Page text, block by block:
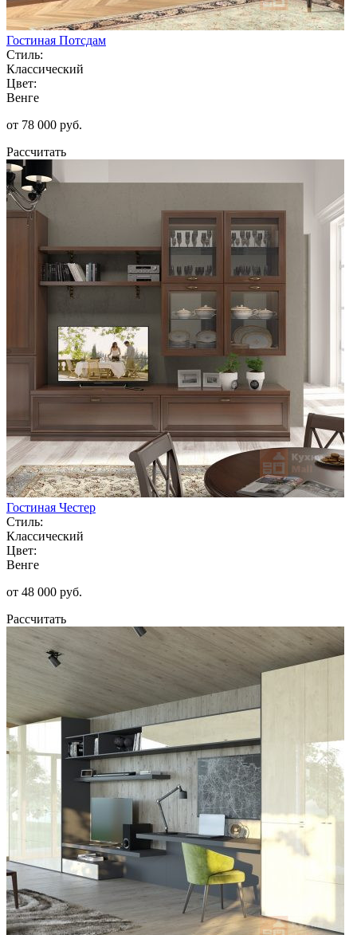
Гостиная Потсдам
Стиль:
Классический
Цвет:
Венге
от 78 000 руб.
Рассчитать
Гостиная Честер
Стиль:
Классический
Цвет:
Венге
от 48 000 руб.
Рассчитать